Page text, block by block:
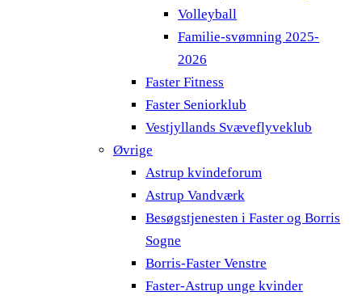
Volleyball
Familie-svømning 2025-
2026
Faster Fitness
Faster Seniorklub
Vestjyllands Svæveflyveklub
Øvrige
Astrup kvindeforum
Astrup Vandværk
Besøgstjenesten i Faster og Borris
Sogne
Borris-Faster Venstre
Faster-Astrup unge kvinder